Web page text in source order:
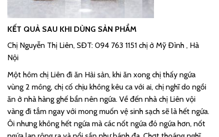
KẾT QUẢ SAU KHI DÙNG SẢN PHẨM
Chị Nguyễn Thị Liên, SĐT: 094 763 1151 chị ở Mỹ Đình , Hà
Nội
Một hôm chị Liên đi ăn Hải sản, khi ăn xong chị thấy ngứa
vùng 2 mông, chị cố chịu không kêu ca với ai, chị nghĩ do ngồi
ăn ở nhà hàng ghế bẩn nên ngứa. Về đến nhà chị Liên vội
vàng đi tắm ngay với mong muốn vệ sinh sạch sẽ là hết ngứa.
Ôi nhưng không hết ngứa mà các nốt ngứa đó ngứa hơn, nốt